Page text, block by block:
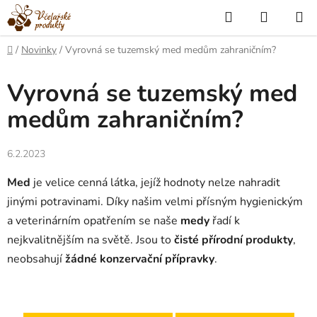
Přejít
na
obsah
Hledat
KOŠÍK
Domů
/ Novinky / Vyrovná se tuzemský med medům zahraničním?
Vyrovná se tuzemský med
medům zahraničním?
6.2.2023
Med je velice cenná látka, jejíž hodnoty nelze nahradit
jinými potravinami. Díky našim velmi přísným hygienickým
a veterinárním opatřením se naše medy řadí k
nejkvalitnějším na světě. Jsou točisté přírodní produkty,
neobsahujížádné konzervační přípravky.